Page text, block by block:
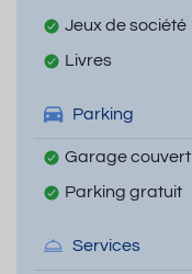
Jeux de société
Livres
Parking
Garage couvert
Parking gratuit
Services